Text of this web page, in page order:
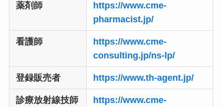
薬剤師
https://www.cme-
pharmacist.jp/
看護師
https://www.cme-
consulting.jp/ns-lp/
登録販売者 https://www.th-agent.jp/
診療放射線技師
https://www.cme-